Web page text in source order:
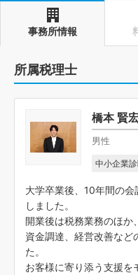
事務所情報
所属税理士
橋本 賢
男性
中小企業
大学卒業後、10年間の
しました。
開業後は税務業務のほか
資金調達、経営改善など
た。
お客様に寄り添う支援を